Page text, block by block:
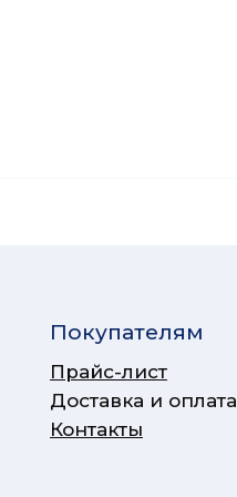
Покупателям
Прайс-лист
Доставка и оплата
Контакты